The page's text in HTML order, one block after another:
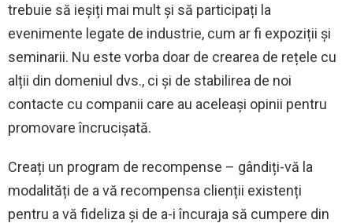
trebuie să ieșiți mai mult și să participați la
evenimente legate de industrie, cum ar fi expoziții și
seminarii. Nu este vorba doar de crearea de rețele cu
alții din domeniul dvs., ci și de stabilirea de noi
contacte cu companii care au aceleași opinii pentru
promovare încrucișată.
Creați un program de recompense – gândiți-vă la
modalități de a vă recompensa clienții existenți
pentru a vă fideliza și de a-i încuraja să cumpere din